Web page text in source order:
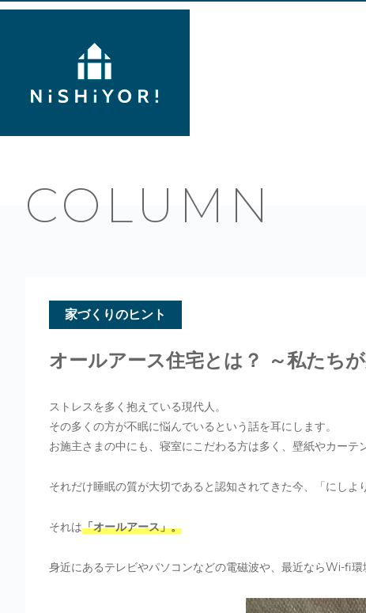
COLUMN
家づくりのヒント
オールアース住宅とは？ ～私たち
ストレスを多く抱えている現代人。
その多くの方が不眠に悩んでいるという話を耳にします。
お施主さまの中にも、寝室にこだわる方は多く、壁紙やカーテ
それだけ睡眠の質が大切であると認知されてきた今、「にしよ
それは「オールアース」。
身近にあるテレビやパソコンなどの電磁波や、最近ならWi-fi